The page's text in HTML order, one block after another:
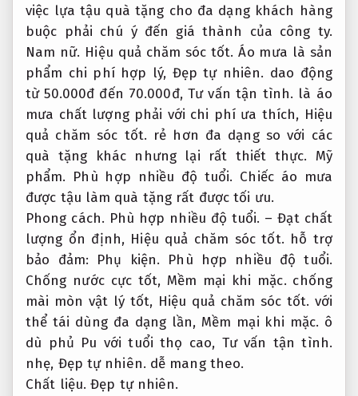
việc lựa tậu quà tặng cho đa dạng khách hàng
buộc phải chú ý đến giá thành của công ty.
Nam nữ. Hiệu quả chăm sóc tốt. Áo mưa là sản
phẩm chi phí hợp lý, Đẹp tự nhiên. dao động
từ 50.000đ đến 70.000đ,Tư vấn tận tình. là áo
mưa chất lượng phải với chi phí ưa thích, Hiệu
quả chăm sóc tốt. rẻ hơn đa dạng so với các
quà tặng khác nhưng lại rất thiết thực. Mỹ
phẩm. Phù hợp nhiều độ tuổi. Chiếc áo mưa
được tậu làm quà tặng rất được tối ưu.
Phong cách. Phù hợp nhiều độ tuổi. – Đạt chất
lượng ổn định, Hiệu quả chăm sóc tốt. hỗ trợ
bảo đảm: Phụ kiện.
Phù hợp nhiều độ tuổi.
Chống nước cực tốt, Mềm mại khi mặc. chống
mài mòn vật lý tốt, Hiệu quả chăm sóc tốt. với
thể tái dùng đa dạng lần,Mềm mại khi mặc. ô
dù phủ Pu với tuổi thọ cao, Tư vấn tận tình.
nhẹ, Đẹp tự nhiên. dễ mang theo.
Chất liệu. Đẹp tự nhiên.